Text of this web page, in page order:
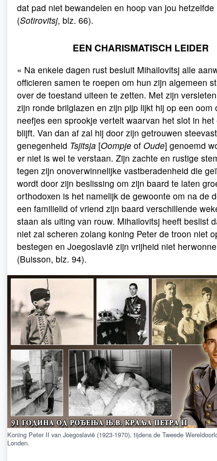
dat pad niet bewandelen en hoop van jou hetzelfde
(Sotirovitsj, blz. 66).
EEN CHARISMATISCH LEIDER
« Na enkele dagen rust besluit Mihailovitsj alle
officieren samen te roepen om hun zijn algemeen
over de toestand uiteen te zetten. Met zijn
zijn ronde brilglazen en zijn pijp lijkt hij op een oom
neefjes een sprookje vertelt waarvan het slot in
blijft. Van dan af zal hij door zijn getrouwen
genegenheid Tsjitsja [Oompje of Oude] genoemd
er niet is wel te verstaan. Zijn zachte en rustige
tegen zijn onoverwinnelijke vastberadenheid die
wordt door zijn beslissing om zijn baard te laten
orthodoxen is het namelijk de gewoonte om na de
een familielid of vriend zijn baard verschillende
staan als uiting van rouw. Mihailovitsj heeft beslist
niet zal scheren zolang koning Peter de troon niet
bestegen en Joegoslavië zijn vrijheid niet
(Buisson, blz. 94).
Koning Peter II van Joegoslavië (1923-1970), tijdens de Tweede
Londen.